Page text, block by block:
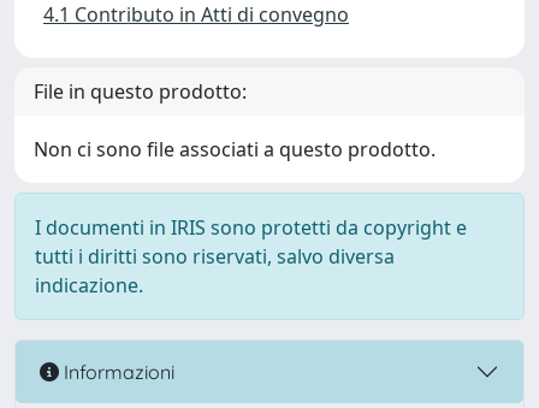
4.1 Contributo in Atti di convegno
File in questo prodotto:
Non ci sono file associati a questo prodotto.
I documenti in IRIS sono protetti da copyright e
tutti i diritti sono riservati, salvo diversa
indicazione.
Informazioni